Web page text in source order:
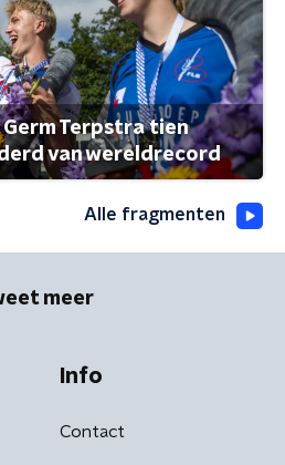
Terpstra tien
van wereldrecord
Alle fragmenten
meer
Info
Contact